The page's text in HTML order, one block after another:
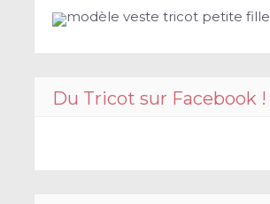
modèle veste tricot petite fille
Du Tricot sur Facebook !